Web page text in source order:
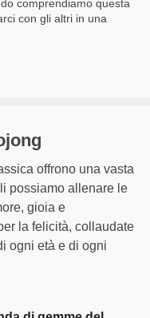
comprendiamo questa
con gli altri in una
offrono una vasta
possiamo allenare le
gioia e
la felicità, collaudate
ogni età e di ogni